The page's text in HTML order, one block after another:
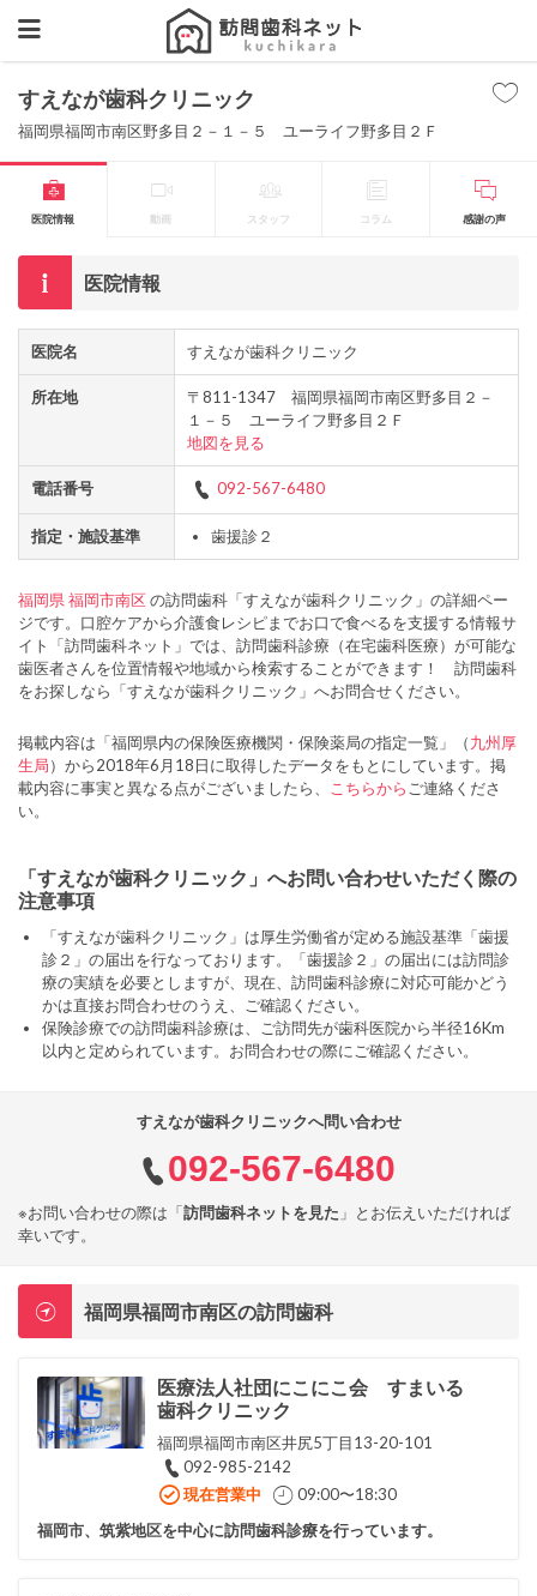
すえなが歯科クリニック
福岡県福岡市南区野多目２－１－５ ユーライフ野多目２Ｆ
医院情報 動画 スタッフ コラム 感謝の声
医院情報
医院名 すえなが歯科クリニック
所在地
〒811-1347 福岡県福岡市南区野多目２－
１－５ ユーライフ野多目２Ｆ
地図を見る
電話番号 092-567-6480
指定・施設基準 歯援診２
福岡県 福岡市南区の訪問歯科「すえなが歯科クリニック」の詳細ペー
ジです。口腔ケアから介護食レシピまでお口で食べるを支援する情報サ
イト「訪問歯科ネット」では、訪問歯科診療（在宅歯科医療）が可能な
歯医者さんを位置情報や地域から検索することができます！ 訪問歯科
をお探しなら「すえなが歯科クリニック」へお問合せください。
掲載内容は「福岡県内の保険医療機関・保険薬局の指定一覧」（九州厚
生局）から2018年6月18日に取得したデータをもとにしています。掲
載内容に事実と異なる点がございましたら、
こちらから ご連絡くださ
い。
「すえなが歯科クリニック」へお問い合わせいただく際の
注意事項
「すえなが歯科クリニック」は厚生労働省が定める施設基準「歯援
診２」の届出を行なっております。「歯援診２」の届出には訪問診
療の実績を必要としますが、現在、訪問歯科診療に対応可能かどう
かは直接お問合わせのうえ、ご確認ください。
保険診療での訪問歯科診療は、ご訪問先が歯科医院から半径16Km
以内と定められています。お問合わせの際にご確認ください。
すえなが歯科クリニックへ問い合わせ
092-567-6480
※お問い合わせの際は「訪問歯科ネットを見た 」とお伝えいただければ
幸いです。
福岡県福岡市南区の訪問歯科
医療法人社団にこにこ会 すまいる
歯科クリニック
福岡県福岡市南区井尻5丁目13-20-101
092-985-2142
現在営業中
09:00〜18:30
福岡市、筑紫地区を中心に訪問歯科診療を行っています。